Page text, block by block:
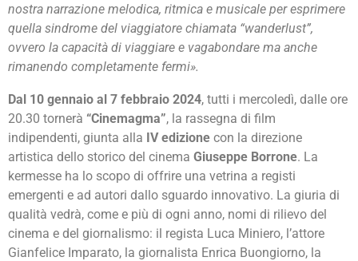
nostra narrazione melodica, ritmica e musicale per esprimere
quella sindrome del viaggiatore chiamata “wanderlust”,
ovvero la capacità di viaggiare e vagabondare ma anche
rimanendo completamente fermi».
Dal 10 gennaio al 7 febbraio 2024, tutti i mercoledì, dalle ore
20.30 tornerà “Cinemagma”, la rassegna di film
indipendenti, giunta alla IV edizione con la direzione
artistica dello storico del cinema Giuseppe Borrone. La
kermesse ha lo scopo di offrire una vetrina a registi
emergenti e ad autori dallo sguardo innovativo. La giuria di
qualità vedrà, come e più di ogni anno, nomi di rilievo del
cinema e del giornalismo: il regista Luca Miniero, l’attore
Gianfelice Imparato, la giornalista Enrica Buongiorno, la